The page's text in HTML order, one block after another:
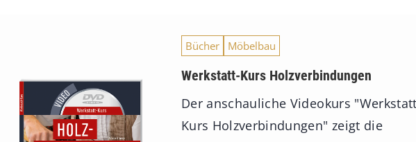
n
e
Bücher Möbelbau
Werkstatt-Kurs Holzverbindungen
Der anschauliche Videokurs
Kurs Holzverbindungen" zeigt die